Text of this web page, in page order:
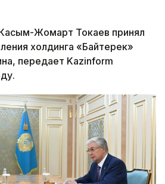
Касым-Жомарт Токаев принял
холдинга «Байтерек»
передает Kazinform